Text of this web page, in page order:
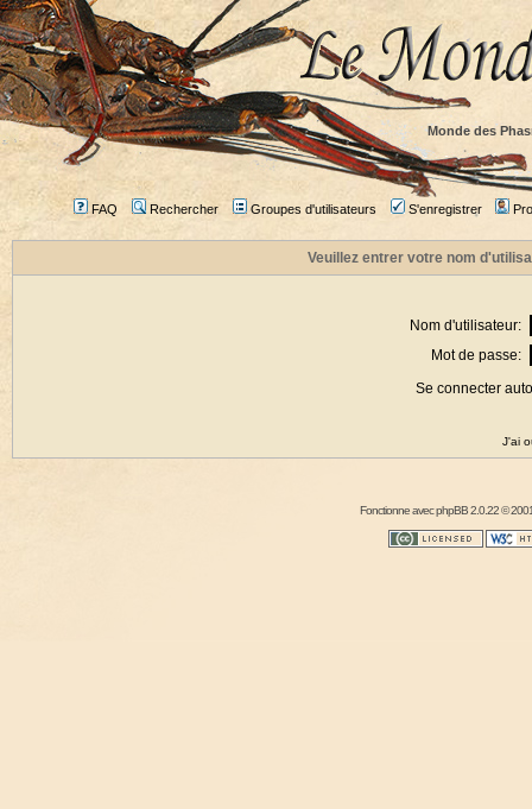
Monde des
FAQ Rechercher Groupes d'utilisateurs S'enregistrer
Veuillez entrer votre nom
Nom d'utilisateur:
Mot de passe:
Se connecter
J'ai
Fonctionne avecphpBB2.0.22 ©